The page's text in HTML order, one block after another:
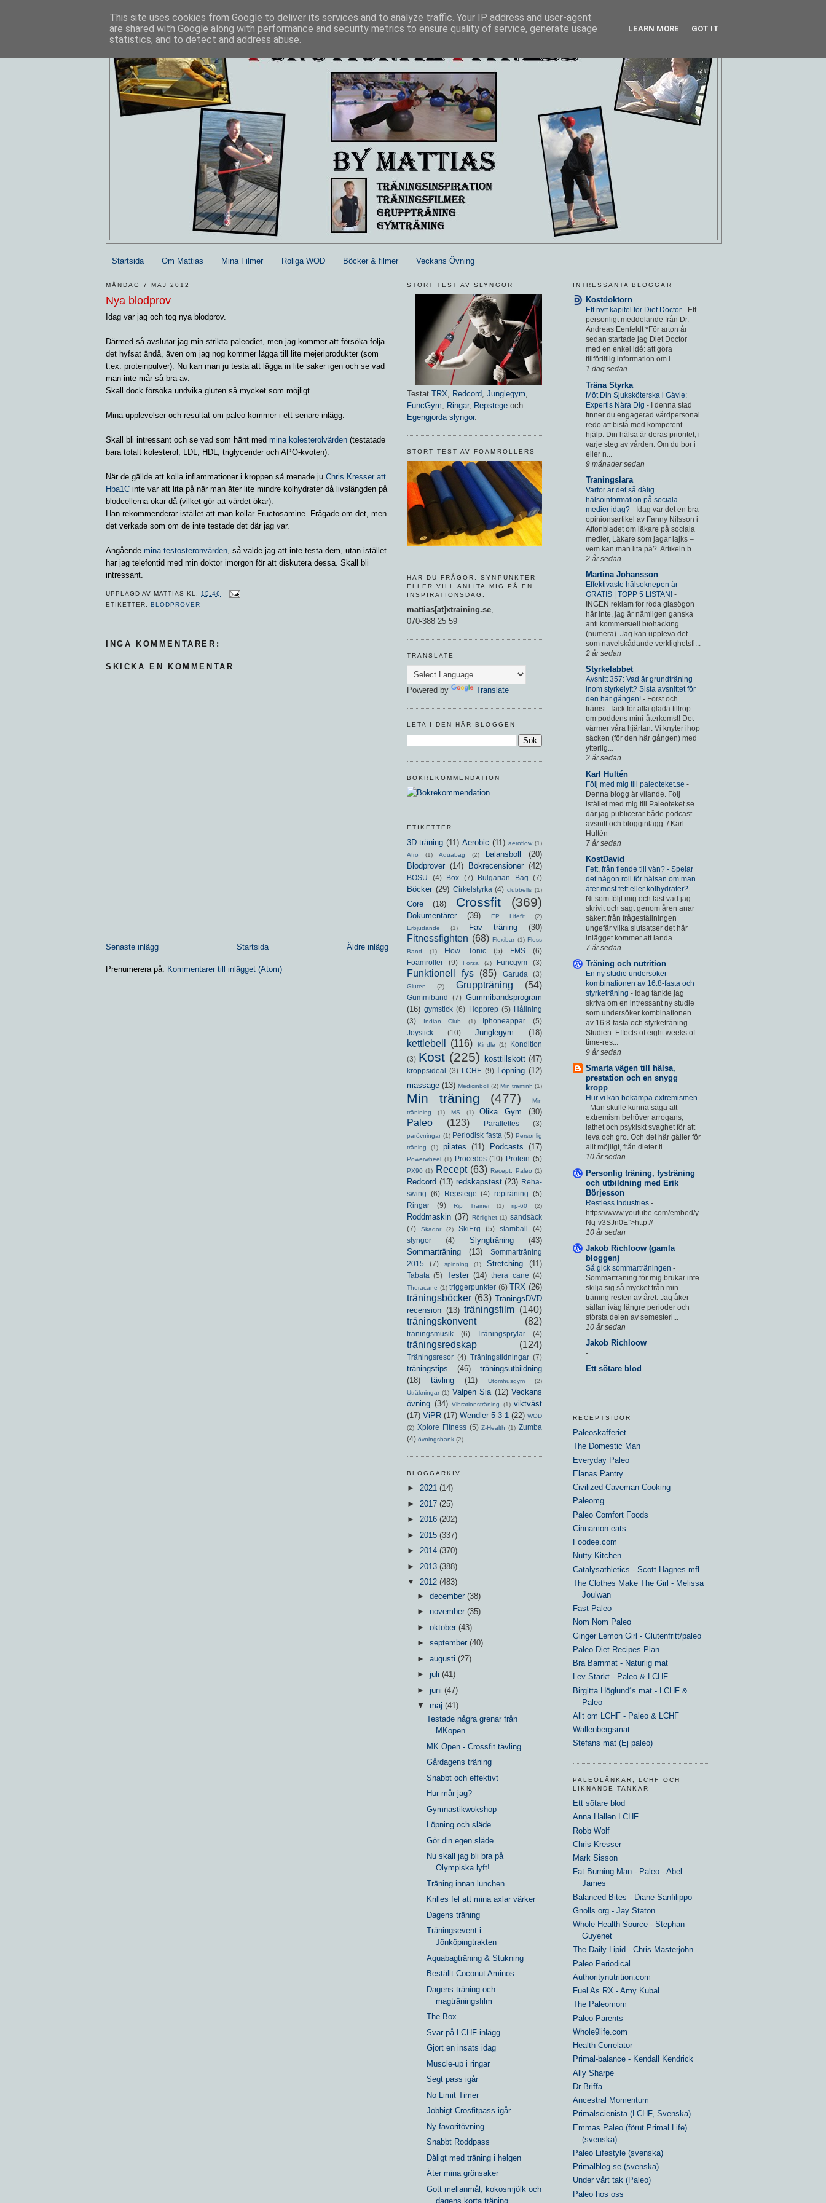
Startsida Om Mattias Mina Filmer Roliga WOD Böcker & filmer Veckans Övning
MÅNDAG 7 MAJ 2012
Nya blodprov
Idag var jag och tog nya blodprov.
Därmed så avslutar jag min strikta paleodiet, men jag kommer att försöka följa
det hyfsat ändå, även om jag nog kommer lägga till lite mejeriprodukter (som
t.ex. proteinpulver). Nu kan man ju testa att lägga in lite saker igen och se vad
man inte mår så bra av.
Skall dock försöka undvika gluten så mycket som möjligt.
Mina upplevelser och resultat om paleo kommer i ett senare inlägg.
Skall bli intressant och se vad som hänt med mina kolesterolvärden (testatade
bara totalt kolesterol, LDL, HDL, triglycerider och APO-kvoten).
När de gällde att kolla inflammationer i kroppen så menade ju Chris Kresser att
Hba1C inte var att lita på när man äter lite mindre kolhydrater då livslängden på
blodcellerna ökar då (vilket gör att värdet ökar).
Han rekommenderar istället att man kollar Fructosamine. Frågade om det, men
det verkade som om de inte testade det där jag var.
Angående mina testosteronvärden, så valde jag att inte testa dem, utan istället
har jag telefontid med min doktor imorgon för att diskutera dessa. Skall bli
intressant.
UPPLAGD AVMATTIAS KL. 15:46
ETIKETTER:BLODPROVER
INGA KOMMENTARER:
SKICKA EN KOMMENTAR
Senaste inlägg Äldre inlägg
Startsida
Prenumerera på: Kommentarer till inlägget (Atom)
INTRESSANTA BLOGGAR
Kostdoktorn
Ett nytt kapitel för Diet Doctor - Ett
personligt meddelande från Dr.
Andreas Eenfeldt *För arton år
sedan startade jag Diet Doctor
med en enkel idé: att göra
tillförlitlig information om l...
1 dag sedan
Träna Styrka
Möt Din Sjuksköterska i Gävle:
Expertis Nära Dig - I denna stad
finner du engagerad vårdpersonal
redo att bistå med kompetent
hjälp. Din hälsa är deras prioritet, i
varje steg av vården. Om du bor i
eller n...
9 månader sedan
Traningslara
Varför är det så dålig
hälsoinformation på sociala
medier idag? - Idag var det en bra
opinionsartikel av Fanny Nilsson i
Aftonbladet om läkare på sociala
medier, Läkare som jagar lajks –
vem kan man lita på?. Artikeln b...
2 år sedan
Martina Johansson
Effektivaste hälsoknepen är
GRATIS | TOPP 5 LISTAN! -
INGEN reklam för röda glasögon
här inte, jag är nämligen ganska
anti kommersiell biohacking
(numera). Jag kan uppleva det
som navelskådande verklighetsfl...
2 år sedan
Styrkelabbet
Avsnitt 357: Vad är grundträning
inom styrkelyft? Sista avsnittet för
den här gången! - Först och
främst: Tack för alla glada tillrop
om poddens mini-återkomst! Det
värmer våra hjärtan. Vi knyter ihop
säcken (för den här gången) med
ytterlig...
2 år sedan
Karl Hultén
Följ med mig till paleoteket.se -
Denna blogg är vilande. Följ
istället med mig till Paleoteket.se
där jag publicerar både podcast-
avsnitt och blogginlägg. / Karl
Hultén
7 år sedan
KostDavid
Fett, från fiende till vän? - Spelar
det någon roll för hälsan om man
äter mest fett eller kolhydrater? -
Ni som följt mig och läst vad jag
skrivit och sagt genom åren anar
säkert från frågeställningen
ungefär vilka slutsatser det här
inlägget kommer att landa ...
7 år sedan
Träning och nutrition
En ny studie undersöker
kombinationen av 16:8-fasta och
styrketräning - Idag tänkte jag
skriva om en intressant ny studie
som undersöker kombinationen
av 16:8-fasta och styrketräning.
Studien: Effects of eight weeks of
time-res...
9 år sedan
Smarta vägen till hälsa,
prestation och en snygg
kropp
Hur vi kan bekämpa extremismen
- Man skulle kunna säga att
extremism behöver arrogans,
lathet och psykiskt svaghet för att
leva och gro. Och det här gäller för
allt möjligt, från dieter ti...
10 år sedan
Personlig träning, fysträning
och utbildning med Erik
Börjesson
Restless Industries -
https://www.youtube.com/embed/y
Nq-v3SJn0E”>http://
10 år sedan
Jakob Richloow (gamla
bloggen)
Så gick sommarträningen -
Sommarträning för mig brukar inte
skilja sig så mycket från min
träning resten av året. Jag åker
sällan iväg längre perioder och
största delen av semesterl...
10 år sedan
Jakob Richloow
-
Ett sötare blod
-
RECEPTSIDOR
Paleoskafferiet
The Domestic Man
Everyday Paleo
Elanas Pantry
Civilized Caveman Cooking
Paleomg
Paleo Comfort Foods
Cinnamon eats
Foodee.com
Nutty Kitchen
Catalysathletics - Scott Hagnes mfl
The Clothes Make The Girl - Melissa
Joulwan
Fast Paleo
Nom Nom Paleo
Ginger Lemon Girl - Glutenfritt/paleo
Paleo Diet Recipes Plan
Bra Barnmat - Naturlig mat
Lev Starkt - Paleo & LCHF
Birgitta Höglund´s mat - LCHF &
Paleo
Allt om LCHF - Paleo & LCHF
Wallenbergsmat
Stefans mat (Ej paleo)
PALEOLÄNKAR, LCHF OCH
LIKNANDE TANKAR
Ett sötare blod
Anna Hallen LCHF
Robb Wolf
Chris Kresser
Mark Sisson
Fat Burning Man - Paleo - Abel
James
Balanced Bites - Diane Sanfilippo
Gnolls.org - Jay Staton
Whole Health Source - Stephan
Guyenet
The Daily Lipid - Chris Masterjohn
Paleo Periodical
Authoritynutrition.com
Fuel As RX - Amy Kubal
The Paleomom
Paleo Parents
Whole9life.com
Health Correlator
Primal-balance - Kendall Kendrick
Ally Sharpe
Dr Briffa
Ancestral Momentum
Primalscienista (LCHF, Svenska)
Emmas Paleo (förut Primal Life)
(svenska)
Paleo Lifestyle (svenska)
Primalblog.se (svenska)
Under vårt tak (Paleo)
Paleo hos oss
STORT TEST AV SLYNGOR
Testat TRX, Redcord, Junglegym,
FuncGym, Ringar, Repstege och
Egengjorda slyngor.
STORT TEST AV FOAMROLLERS
HAR DU FRÅGOR, SYNPUNKTER
ELLER VILL ANLITA MIG PÅ EN
INSPIRATIONSDAG.
mattias[at]xtraining.se,
070-388 25 59
TRANSLATE
Powered by Translate
LETA I DEN HÄR BLOGGEN
BOKREKOMMENDATION
ETIKETTER
3D-träning (11) Aerobic (11) aeroflow (1)
Afro
(1) Aquabag (2) balansboll
(20)
Blodprover (14) Bokrecensioner (42)
BOSU (4) Box (7) Bulgarian Bag (7)
Böcker (29) Cirkelstyrka (4) clubbells (1)
Core (18) Crossfit (369)
Dokumentärer (39) EP Lifefit
(2)
Erbjudande
(1) Fav träning (30)
Fitnessfighten (68) Flexibar (1) Floss
Band
(1) Flow Tonic (5) FMS
(6)
Foamroller
(9) Forza (2) Funcgym (3)
Funktionell fys (85) Garuda (3)
Gluten (2) Gruppträning (54)
Gummiband (7) Gummibandsprogram
(16) gymstick (6) Hopprep (5) Hållning
(3)
Indian Club (1) Iphoneappar
(5)
Joystick
(10) Junglegym (18)
kettlebell (116) Kindle (1)
Kondition
(3) Kost (225) kosttillskott (47)
kroppsideal (3) LCHF (9) Löpning (12)
massage (13) Medicinboll (2) Min träminh (1)
Min träning (477)
Min
tränining
(1) MS (1) Olika Gym (30)
Paleo (123) Parallettes (3)
parövningar (1) Periodisk fasta (5) Personlig
träning
(1) pilates (11) Podcasts (17)
Powerwheel (1) Procedos (10) Protein (5)
PX90 (1) Recept (63) Recept. Paleo (1)
Redcord (13) redskapstest (23) Reha-
swing
(6) Repstege (4) repträning
(5)
Ringar
(9) Rip Trainer (1) rip-60 (2)
Roddmaskin (37) Rörlighet (1) sandsäck
(7)
Skador (2) SkiErg (5) slamball
(4)
slyngor
(4) Slyngträning
(43)
Sommarträning
(13)
Sommarträning
2015
(7) spinning (1) Stretching (11)
Tabata (5) Tester (14) thera cane (4)
Theracane (1) triggerpunkter (6) TRX (26)
träningsböcker (63) TräningsDVD
recension (13) träningsfilm (140)
träningskonvent
(82)
träningsmusik (6) Träningsprylar (4)
träningsredskap (124)
Träningsresor (4) Träningstidningar (7)
träningstips (46)
träningsutbildning
(18)
tävling (11) Utomhusgym
(2)
Uträkningar (1) Valpen Sia (12) Veckans
övning (34) Vibrationsträning (1) viktväst
(17) ViPR (17) Wendler 5-3-1 (22) WOD
(2) Xplore Fitness (5) Z-Health (1) Zumba
(4) övningsbank (2)
BLOGGARKIV
► 2021 (14)
► 2017 (25)
► 2016 (202)
► 2015 (337)
► 2014 (370)
► 2013 (388)
▼ 2012 (483)
► december (38)
► november (35)
► oktober (43)
► september (40)
► augusti (27)
► juli (41)
► juni (47)
▼ maj (41)
Testade några grenar från
MKopen
MK Open - Crossfit tävling
Gårdagens träning
Snabbt och effektivt
Hur mår jag?
Gymnastikwokshop
Löpning och släde
Gör din egen släde
Nu skall jag bli bra på
Olympiska lyft!
Träning innan lunchen
Krilles fel att mina axlar värker
Dagens träning
Träningsevent i
Jönköpingtrakten
Aquabagträning & Stukning
Beställt Coconut Aminos
Dagens träning och
magträningsfilm
The Box
Svar på LCHF-inlägg
Gjort en insats idag
Muscle-up i ringar
Segt pass igår
No Limit Timer
Jobbigt Crosfitpass igår
Ny favoritövning
Snabbt Roddpass
Dåligt med träning i helgen
Äter mina grönsaker
Gott mellanmål, kokosmjölk och
dagens korta träning
This site uses cookies from Google to deliver its services and to analyze traffic. Your IP address and user-agent
are shared with Google along with performance and security metrics to ensure quality of service, generate usage
statistics, and to detect and address abuse.
LEARN MORE GOT IT